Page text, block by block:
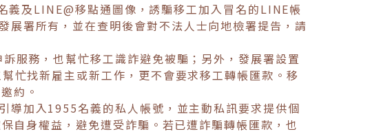
及LINE@移點通圖像，誘騙移工加入冒名的LINE帳
署所有，並在查明後會對不法人士向地檢署提告，請
務，也幫忙移工識詐避免被騙；另外，發展署設置
忙找新雇主或新工作，更不會要求移工轉帳匯款。移
約。
加入1955名義的私人帳號，並主動私訊要求提供個
自身權益，避免遭受詐騙。若已遭詐騙轉帳匯款，也